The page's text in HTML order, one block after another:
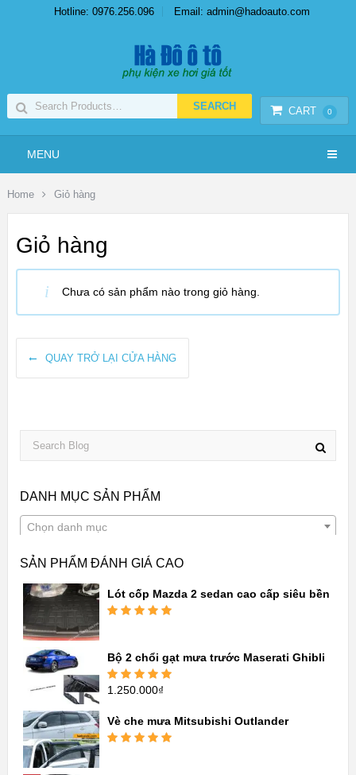
Hotline: 0976.256.096 Email: admin@hadoauto.com
CART 0
MENU
Home Giỏ hàng
Giỏ hàng
Chưa có sản phẩm nào trong giỏ hàng.
QUAY TRỞ LẠI CỬA HÀNG
DANH MỤC SẢN PHẨM
Chọn danh mục
SẢN PHẨM ĐÁNH GIÁ CAO
Lót cốp Mazda 2 sedan cao cấp siêu bền
Bộ 2 chổi gạt mưa trước Maserati Ghibli
Được xếp
1.250.000₫
Vè che mưa Mitsubishi Outlander